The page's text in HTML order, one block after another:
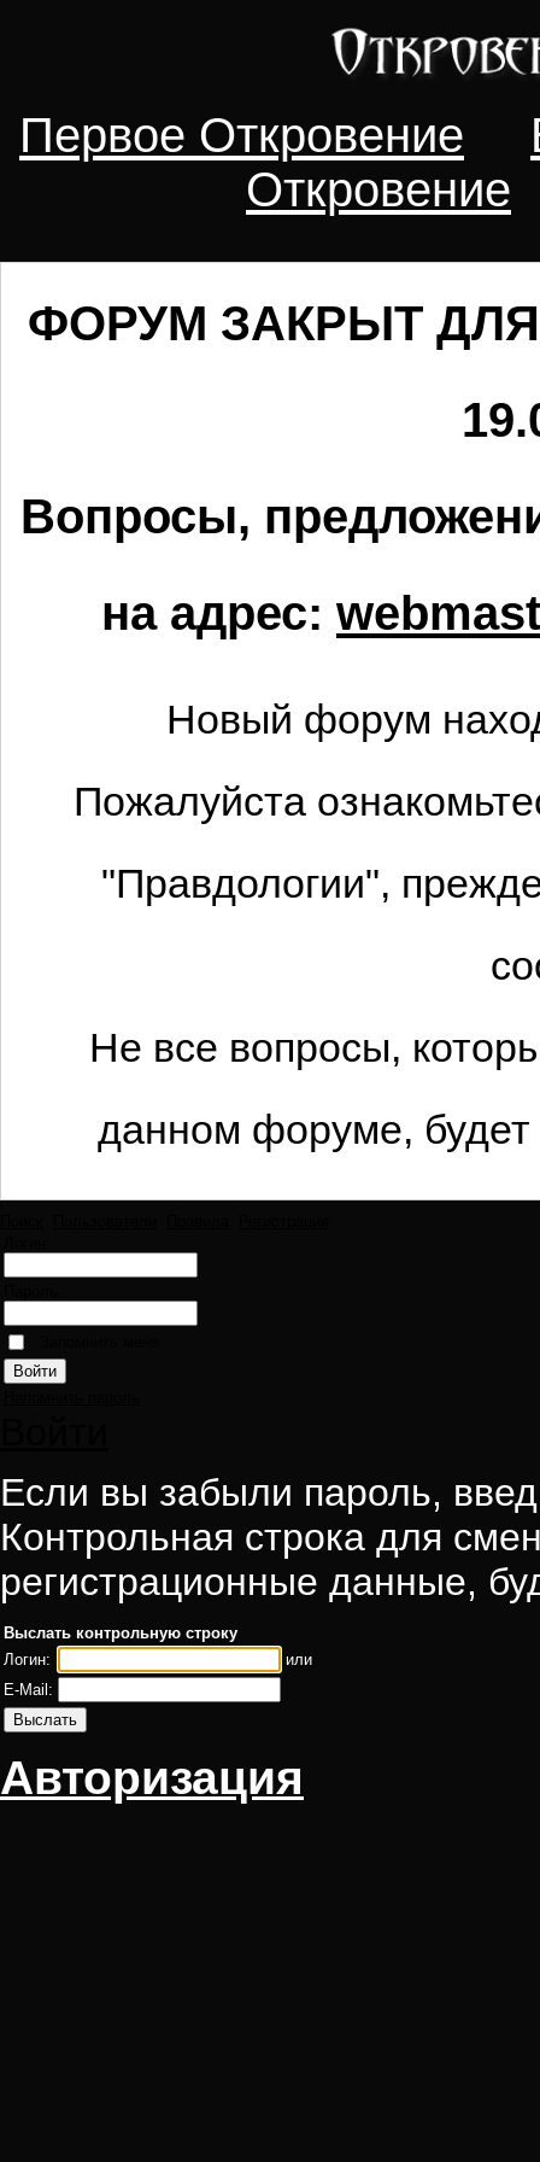
Первое Откровение
Откровение
ФОРУМ ЗАКРЫТ
Вопросы,
на адрес:
Новый форум
Пожалуйста
"Правдологии",
Не все вопросы,
данном форуме,
Если вы забыли пароль,
Контрольная строка для
регистрационные данные,
Выслать контрольную строку
Логин:
или
E-Mail:
Авторизация